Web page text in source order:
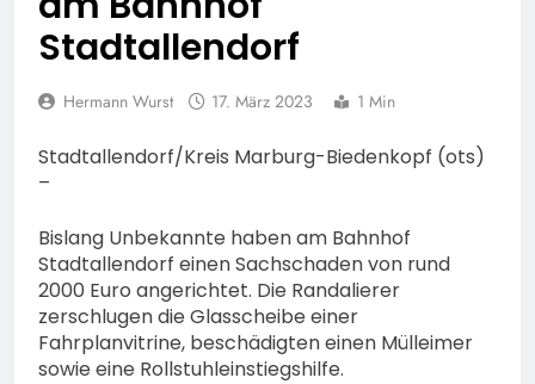
74-jähriger Claus-Peter
H. weiterhin vermisst –
Erneute Veröffentlichung
6. August 2026
Stadtallendorf
Hermann Wurst 17. März 2023 1 Min
Stadtallendorf/Kreis Marburg-Biedenkopf (ots)
–
Bislang Unbekannte haben am Bahnhof
Stadtallendorf einen Sachschaden von rund
2000 Euro angerichtet. Die Randalierer
zerschlugen die Glasscheibe einer
Fahrplanvitrine, beschädigten einen Mülleimer
sowie eine Rollstuhleinstiegshilfe.